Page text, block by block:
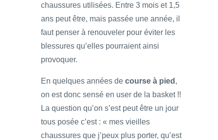
chaussures utilisées. Entre 3 mois et 1,5
ans peut être, mais passée une année, il
faut penser à renouveler pour éviter les
blessures qu’elles pourraient ainsi
provoquer.
En quelques années de course à pied ,
on est donc sensé en user de la basket !!
La question qu’on s’est peut être un jour
tous posée c’est : « mes vieilles
chaussures que j’peux plus porter, qu’est